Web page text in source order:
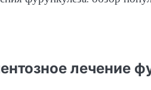
лечение